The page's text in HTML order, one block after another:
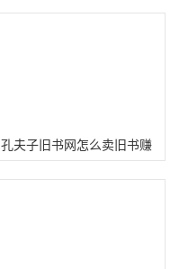
孔夫子旧书网怎么卖旧书赚
钱?